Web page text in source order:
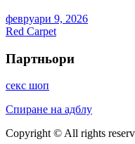
февруари 9, 2026
Red Carpet
Партньори
секс шоп
Спиране на адблу
Copyright © All rights